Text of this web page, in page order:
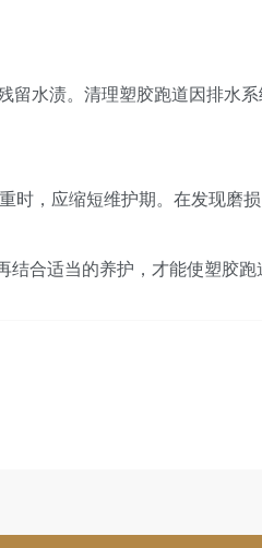
水渍。清理塑胶跑道因排水
，应缩短维护期。在发现磨
合适当的养护，才能使塑胶跑